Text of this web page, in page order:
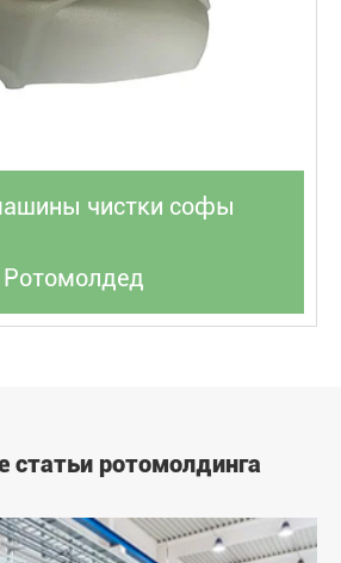
чистки софы
Ротомолдед
статьи ротомолдинга